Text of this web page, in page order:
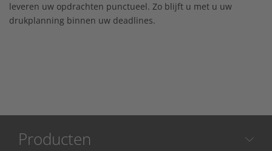
leveren uw opdrachten punctueel. Zo blijft u met u uw
drukplanning binnen uw deadlines.
Producten